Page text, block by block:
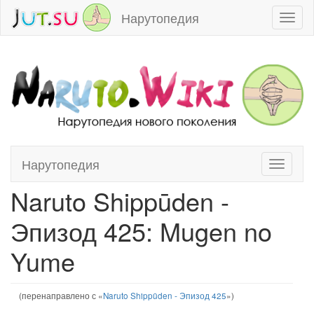
Нарутопедия
Toggle
Нарутопедия
Перейти к:навигация,поиск
Naruto Shippūden -
Эпизод 425: Mugen no
Yume
(перенаправлено с «Naruto Shippūden - Эпизод 425»)